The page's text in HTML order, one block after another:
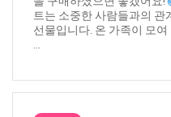
트는 소중한 사람들과의 관
선물입니다. 온 가족이 모
...